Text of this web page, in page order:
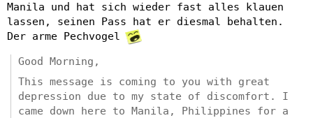
Manila und hat sich wieder fast alles klauen
lassen, seinen Pass hat er diesmal behalten.
Der arme Pechvogel
Good Morning,
This message is coming to you with great
depression due to my state of discomfort. I
came down here to Manila, Philippines for a